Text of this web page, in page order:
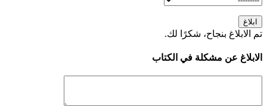
ابلاغ
تم الابلاغ بنجاح، شكرًا لك.
الابلاغ عن مشكلة في الكتاب